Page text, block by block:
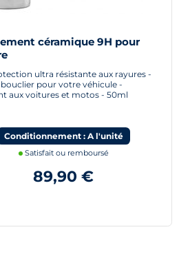
céramique 9H pour
ultra résistante aux rayures -
bouclier pour votre véhicule -
aux voitures et motos - 50ml
Conditionnement : A l'unité
Satisfait ou remboursé
89,90 €